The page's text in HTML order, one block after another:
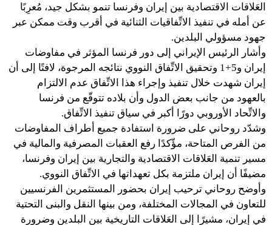
العَلاقات الاقتصادية بين إيران وفرنسا تنمو بشكل جيد، مُعرِبًا
عن أمله في تنفيذ الاتِّفاقيات الثنائية في أقرب وقت ممكن عبر
جهود مسؤولي البلدين.
وأشار الرئيس الإيراني إلى دور فرنسا المؤثر في مفاوضات
إيران و5+1 وتحقيق الاتِّفاق النووي نتائجه المرجوة، لافتًا إلى أن
إيران شهدت خلال تنفيذ وإجراء هذا الاتِّفاق عدم الالتزام
بالعهود من جانب بعض الدول وأن بلاده تتوقّع من فرنسا
والاتِّحاد الأوروبي دورًا أكبر في سياق تنفيذ الاتِّفاق.
وشدّد روحاني على ضرورة استفادة جميع أطراف المفاوضات
من الفرص المتاحة، مؤّكدًا رفع العقبات المصرفية والمالية في
مسير تنمية العَلاقات الاقتصادية والتجارية بين إيران وفرنسا،
مضيفًا أن إيران ملتزمة بكل تعهداتها في الاتِّفاق النووي.
وأوضح روحاني ترحيب إيران بحضور المستثمرين الفرنسيين
للتعاون في المجالات المختلفة، ومن بينها النقل والبنى التحتية
في إيران، مشيرًا إلى العَلاقات التاريخية بين البلدين وضرورة